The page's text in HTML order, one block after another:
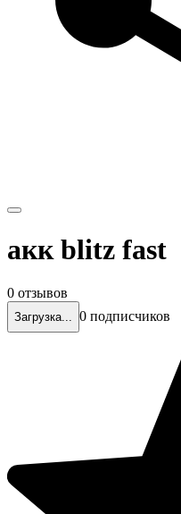
акк blitz fast
0 отзывов
Загрузка... 0 подписчиков